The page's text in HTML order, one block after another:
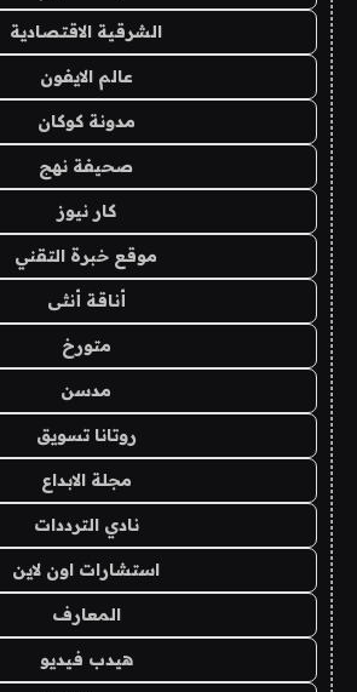
الشرقية الاقتصادية
عالم الايفون
مدونة كوكان
صحيفة نهج
كار نيوز
موقع خبرة التقني
أناقة أنثى
متورخ
مدسن
روتانا تسويق
مجلة الابداع
نادي الترددات
استشارات اون لاين
المعارف
هيدب فيديو